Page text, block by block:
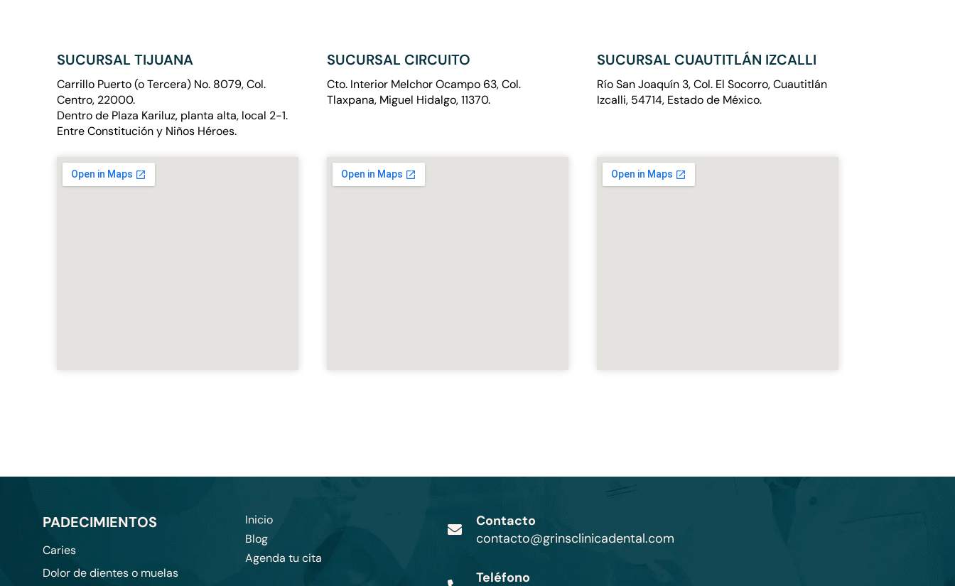
SUCURSAL TIJUANA
Carrillo Puerto (o Tercera) No. 8079, Col.
Centro, 22000.
Dentro de Plaza Kariluz, planta alta, local 2-1.
Entre Constitución y Niños Héroes.
SUCURSAL CIRCUITO
Cto. Interior Melchor Ocampo 63, Col.
Tlaxpana, Miguel Hidalgo, 11370.
SUCURSAL CUAUTITLÁN IZCALLI
Río San Joaquín 3, Col. El Socorro, Cuautitlán
Izcalli, 54714, Estado de México.
PADECIMIENTOS
Caries
Dolor de dientes o muelas
Inicio
Blog
Agenda tu cita
Contacto
contacto@grinsclinicadental.com
Teléfono